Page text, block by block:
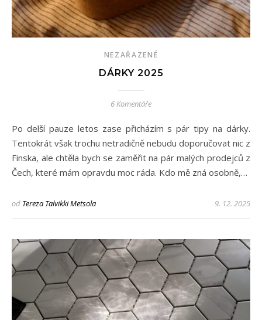
NEZAŘAZENÉ
DÁRKY 2025
6 Komentáře
Po delší pauze letos zase přicházím s pár tipy na dárky.
Tentokrát však trochu netradičně nebudu doporučovat nic z
Finska, ale chtěla bych se zaměřit na pár malých prodejců z
Čech, které mám opravdu moc ráda. Kdo mě zná osobně,…
od Tereza Talvikki Metsola 9. 12. 2025